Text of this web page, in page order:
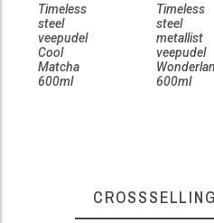
Timeless
steel
veepudel
Cool
Matcha
600ml
Timeless
steel
metallist
veepudel
600ml